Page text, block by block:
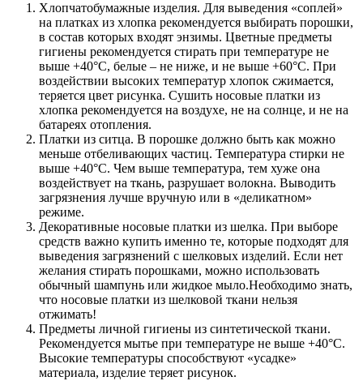
Хлопчатобумажные изделия. Для выведения «соплей»
на платках из хлопка рекомендуется выбирать порошки,
в состав которых входят энзимы. Цветные предметы
гигиены рекомендуется стирать при температуре не
выше +40°C, белые – не ниже, и не выше +60°C. При
воздействии высоких температур хлопок сжимается,
теряется цвет рисунка. Сушить носовые платки из
хлопка рекомендуется на воздухе, не на солнце, и не на
батареях отопления.
Платки из ситца. В порошке должно быть как можно
меньше отбеливающих частиц. Температура стирки не
выше +40°C. Чем выше температура, тем хуже она
воздействует на ткань, разрушает волокна. Выводить
загрязнения лучше вручную или в «деликатном»
режиме.
Декоративные носовые платки из шелка. При выборе
средств важно купить именно те, которые подходят для
выведения загрязнений с шелковых изделий. Если нет
желания стирать порошками, можно использовать
обычный шампунь или жидкое мыло.Необходимо знать,
что носовые платки из шелковой ткани нельзя
отжимать!
Предметы личной гигиены из синтетической ткани.
Рекомендуется мытье при температуре не выше +40°C.
Высокие температуры способствуют «усадке»
материала, изделие теряет рисунок.